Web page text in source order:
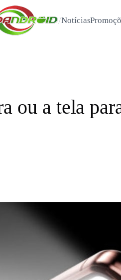
/Notícias
ou a tela